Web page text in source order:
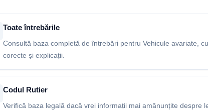
Toate întrebările
Consultă baza completă de întrebări pentru Vehicule avariate,
corecte și explicații.
Codul Rutier
Verifică baza legală dacă vrei informații mai amănunțite despre